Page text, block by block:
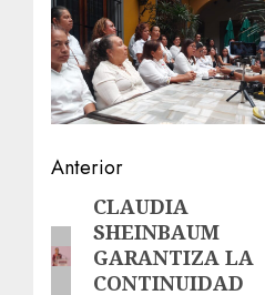
Navegación
entradas
Anterior
Entrada
anterior:
CLAUDIA
SHEINBAUM
GARANTIZA LA
CONTINUIDAD